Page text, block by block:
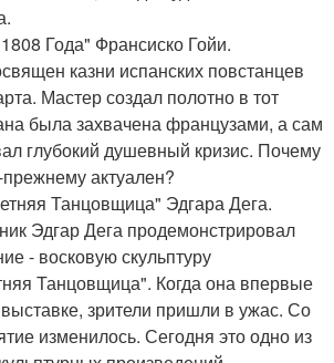
Года" Франсиско Гойи.
казни испанских повстанцев
Мастер создал полотно в тот
была захвачена французами, а сам
глубокий душевный кризис. Почему
актуален?
Танцовщица" Эдгара Дега.
Эдгар Дега продемонстрировал
- восковую скульптуру
Танцовщица". Когда она впервые
зрители пришли в ужас. Со
изменилось. Сегодня это одно из